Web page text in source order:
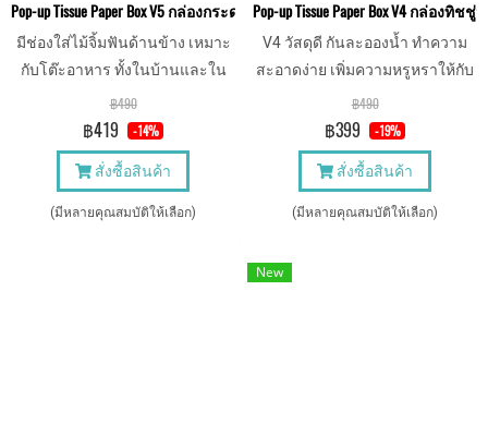
Pop-up Tissue Paper Box V5 กล่องกระดาษทิชชู่หนัง แบบป๊อปอัพ พร้อมช่องใ
มีช่องใส่ไม้จิ้มฟันด้านข้าง เหมาะ
กับโต๊ะอาหาร ทั้งในบ้านและใน
ร้าน วัสดุดี กันละอองน้ำ ทำความ
สะอาดง่าย
฿490
฿419 -14%
สั่งซื้อสินค้า
(มีหลายคุณสมบัติให้เลือก)
Pop-up Tissue Paper Box V4 กล่อง
V4 วัสดุดี กันละอองน้ำ ทำความ
สะอาดง่าย เพิ่มความหรูหราให้กับ
การใช้งาน
฿490
฿399 -19%
สั่งซื้อสินค้า
(มีหลายคุณสมบัติให้เลือก)
New